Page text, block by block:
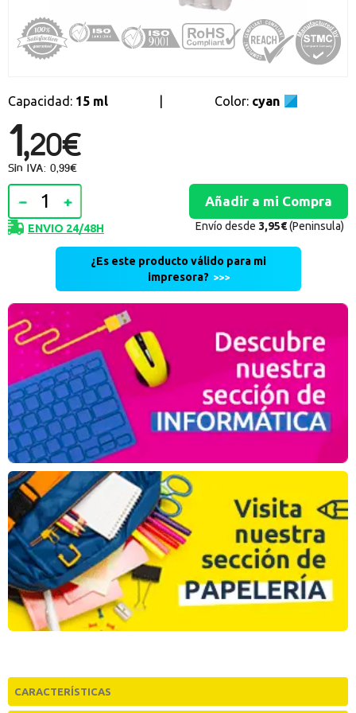
Recibe nuestras promociones y ofertas suscribiéndote a nuestro
boletin de noticias
Accede a descuentos exclusivos y ofertas en toda la gama de
consumibles e informática.
Capacidad: 15 ml Color: cyan
1,20€
Sin IVA: 0,99€
ENVIO 24/48H Envío desde 3,95€(Peninsula)
¿Es este producto válido para mi
impresora?
>>>
CARACTERÍSTICAS